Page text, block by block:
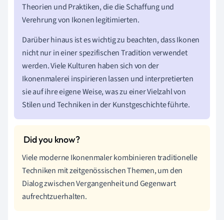
Theorien und Praktiken, die die Schaffung und
Verehrung von Ikonen legitimierten.
Darüber hinaus ist es wichtig zu beachten, dass Ikonen
nicht nur in einer spezifischen Tradition verwendet
werden. Viele Kulturen haben sich von der
Ikonenmalerei inspirieren lassen und interpretierten
sie auf ihre eigene Weise, was zu einer Vielzahl von
Stilen und Techniken in der Kunstgeschichte führte.
Viele moderne Ikonenmaler kombinieren traditionelle
Techniken mit zeitgenössischen Themen, um den
Dialog zwischen Vergangenheit und Gegenwart
aufrechtzuerhalten.